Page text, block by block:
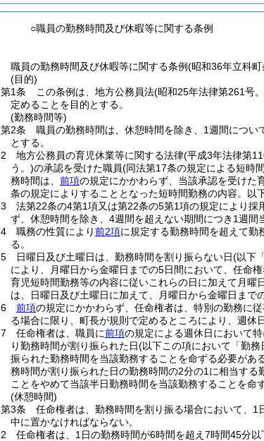
○職員の勤務時間及び休暇等に関する条例
職員の勤務時間及び休暇等に関する条例(昭和36年立科町
(目的)
第1条
この条例は、地方公務員法(昭和25年法律第261号
定めることを目的とする。
(勤務時間等)
第2条
職員の勤務時間は、休憩時間を除き、1週間につい
とする。
2
地方公務員の育児休業等に関する法律(平成3年法律第
う。)の承認を受けた職員(同法第17条の規定による短時
務時間は、 前項の規定にかかわらず、当該承認を受けた
条の規定によりすることとなった短時間勤務の内容。
3
法第22条の4第1項又は第22条の5第1項の規定により採
ず、休憩時間を除き、4週間を超えない期間につき1週間
4
職務の性質により前2項に規定する勤務時間を超えて勤
る。
5
日曜日及び土曜日は、勤務時間を割り振らない日(以下
により、月曜日から金曜日までの5日間において、任命
育児短時間勤務等の内容に従いこれらの日に加えて月
は、日曜日及び土曜日に加えて、月曜日から金曜日まで
6
前項の規定にかかわらず、任命権者は、特別の勤務に
る場合に限り、町長が規則で定めるところにより、週休
7
任命権者は、職員に前項の規定による週休日において
り勤務時間が割り振られた日(以下この項において「勤務
振られた勤務時間を当該勤務することを命ずる必要が
務時間が割り振られた日の勤務時間の2分の1に相当す
ことをやめて当該半日勤務時間を当該勤務することを命
(休憩時間)
第3条
任命権者は、勤務時間を割り振る場合において、
中に置かなければならない。
2
任命権者は、1日の勤務時間が6時間を超え7時間45分以